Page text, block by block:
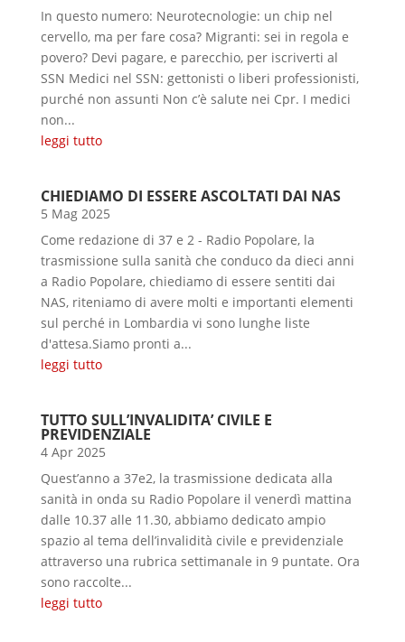
In questo numero: Neurotecnologie: un chip nel
cervello, ma per fare cosa? Migranti: sei in regola e
povero? Devi pagare, e parecchio, per iscriverti al
SSN Medici nel SSN: gettonisti o liberi professionisti,
purché non assunti Non c’è salute nei Cpr. I medici
non...
leggi tutto
CHIEDIAMO DI ESSERE ASCOLTATI DAI NAS
5 Mag 2025
Come redazione di 37 e 2 - Radio Popolare, la
trasmissione sulla sanità che conduco da dieci anni
a Radio Popolare, chiediamo di essere sentiti dai
NAS, riteniamo di avere molti e importanti elementi
sul perché in Lombardia vi sono lunghe liste
d'attesa.Siamo pronti a...
leggi tutto
TUTTO SULL’INVALIDITA’ CIVILE E
PREVIDENZIALE
4 Apr 2025
Quest’anno a 37e2, la trasmissione dedicata alla
sanità in onda su Radio Popolare il venerdì mattina
dalle 10.37 alle 11.30, abbiamo dedicato ampio
spazio al tema dell’invalidità civile e previdenziale
attraverso una rubrica settimanale in 9 puntate. Ora
sono raccolte...
leggi tutto